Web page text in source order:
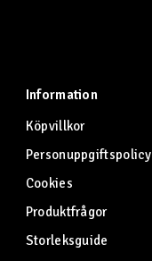
Information
Köpvillkor
Personuppgiftspolicy
Cookies
Produktfrågor
Storleksguide